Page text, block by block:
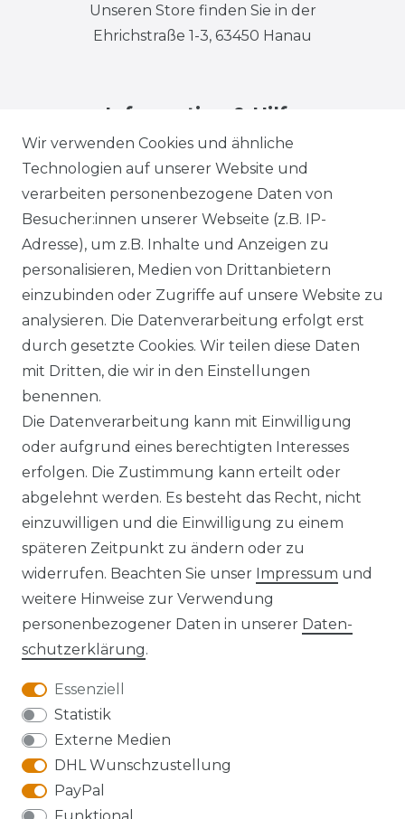
Wir verwenden Cookies und ähnliche
Technologien auf unserer Website und
verarbeiten personenbezogene Daten von
Besucher:innen unserer Webseite (z.B. IP-
Adresse), um z.B. Inhalte und Anzeigen zu
personalisieren, Medien von Drittanbietern
einzubinden oder Zugriffe auf unsere Website zu
analysieren. Die Datenverarbeitung erfolgt erst
durch gesetzte Cookies. Wir teilen diese Daten
mit Dritten, die wir in den Einstellungen
benennen.
Die Datenverarbeitung kann mit Einwilligung
oder aufgrund eines berechtigten Interesses
erfolgen. Die Zustimmung kann erteilt oder
abgelehnt werden. Es besteht das Recht, nicht
einzuwilligen und die Einwilligung zu einem
späteren Zeitpunkt zu ändern oder zu
widerrufen. Beachten Sie unser Impressum und
weitere Hinweise zur Verwendung
personenbezogener Daten in unserer Daten­
schutz­erklärung.
Essenziell
Statistik
Externe Medien
DHL Wunschzustellung
PayPal
Unseren Store finden Sie in der
Ehrichstraße 1-3, 63450 Hanau
Information & Hilfe
Impressum Daten­schutz­erklärung
AGB Barrierefreiheitserklärung
Widerrufs­recht
VERTRAG WIDERRUFEN Kontakt
Die Karte kann aufgrund ihrer